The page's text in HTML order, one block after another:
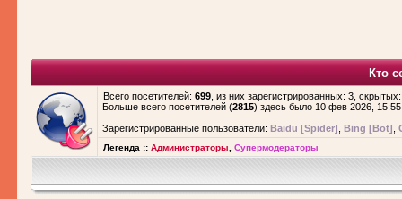
Кто
Всего посетителей: 699 , из них зарегистрированных: 3,
Больше всего посетителей (2815) здесь было 10 фев 2026, 15:55
Зарегистрированные пользователи: Baidu [Spider] Bing [Bot]
Легенда :: Администраторы Супермодераторы